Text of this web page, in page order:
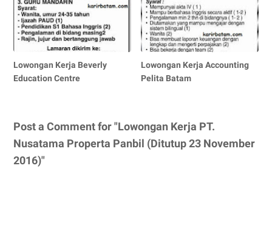
Lowongan Kerja Beverly
Education Centre
Lowongan Kerja Accounting
Pelita Batam
Post a Comment for "Lowongan Kerja PT.
Nusatama Properta Panbil (Ditutup 23 November
2016)"